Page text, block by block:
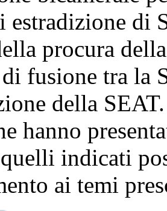
estradizione di
procura
fusione tra la
della SEAT.
hanno
indicati
ai temi